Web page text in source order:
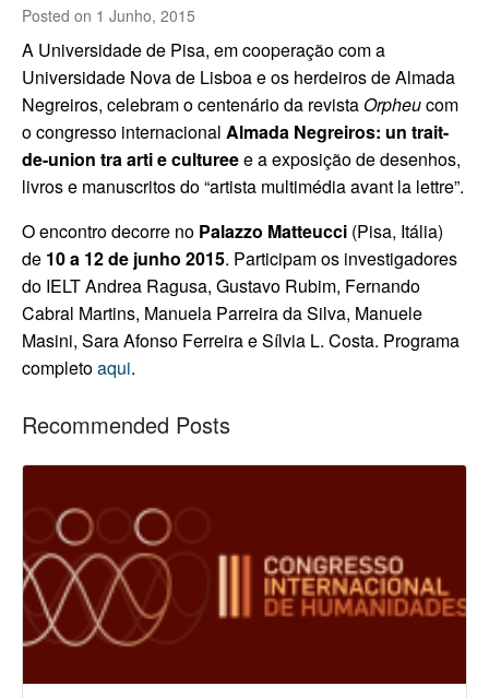
Posted on 1 Junho, 2015
A Universidade de Pisa, em cooperação com a
Universidade Nova de Lisboa e os herdeiros de Almada
Negreiros, celebram o centenário da revistaOrpheucom
o congresso internacional Almada Negreiros: un trait-
de-union tra arti e cultureee a exposição de desenhos,
livros e manuscritos do “artista multimédia avant la lettre”.
O encontro decorre no Palazzo Matteucci (Pisa, Itália)
de 10 a 12 de junho 2015. Participam os investigadores
do IELT Andrea Ragusa, Gustavo Rubim, Fernando
Cabral Martins, Manuela Parreira da Silva, Manuele
Masini, Sara Afonso Ferreira e Sílvia L. Costa. Programa
completoaqui.
Recommended Posts